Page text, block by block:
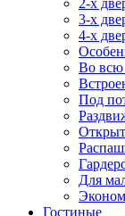
2-х
3-х
4-х
Во всю
Под
Для
Эконом
Гостиные